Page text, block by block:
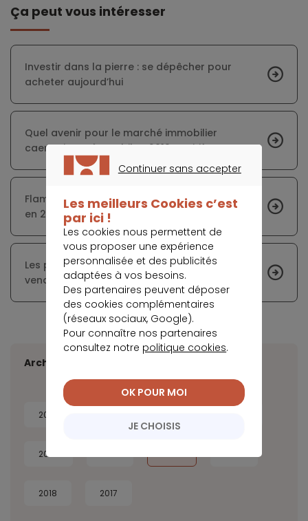
Ça peut vous intéresser
Investir dans la pierre : se dépêcher pour
acheter aujourd’hui
Quel avenir pour le marché immobilier
caennais après un bilan 2019 positif ?
Flambée des prix de l'immobilier dans le neuf
en 2019
Les propriétés immobilières à la montagne se
vendent à prix d’or
Archives
2026
2022
2018 2017
Continuer sans accepter
Les meilleurs Cookies c’est
par ici !
Les cookies nous permettent de
vous proposer une expérience
personnalisée et des publicités
adaptées à vos besoins.
Des partenaires peuvent déposer
des cookies complémentaires
(réseaux sociaux, Google).
Pour connaître nos partenaires
consultez notre politique cookies.
JE CHOISIS
OK POUR MOI